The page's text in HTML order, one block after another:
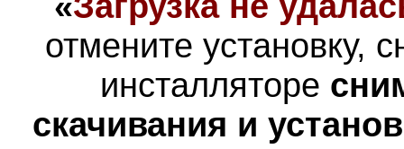
отмените установку,
инсталляторе
скачивания и